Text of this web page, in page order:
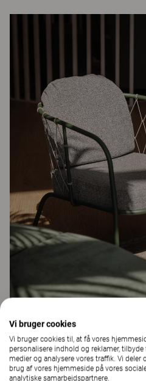
Vi bruger cookies
Vi bruger cookies til, at få vores
personalisere indhold og reklamer,
medier og analysere vores traffik. Vi
brug af vores hjemmeside på vores
analytiske samarbejdspartnere.